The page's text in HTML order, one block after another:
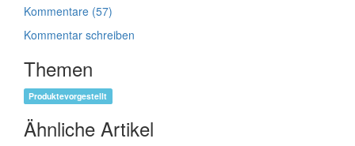
Kommentare (57)
Kommentar schreiben
Themen
Produktevorgestellt
Ähnliche Artikel